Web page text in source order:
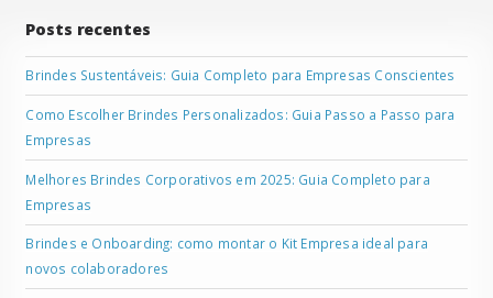
Posts recentes
Brindes Sustentáveis: Guia Completo para Empresas Conscientes
Como Escolher Brindes Personalizados: Guia Passo a Passo para
Empresas
Melhores Brindes Corporativos em 2025: Guia Completo para
Empresas
Brindes e Onboarding: como montar o Kit Empresa ideal para
novos colaboradores